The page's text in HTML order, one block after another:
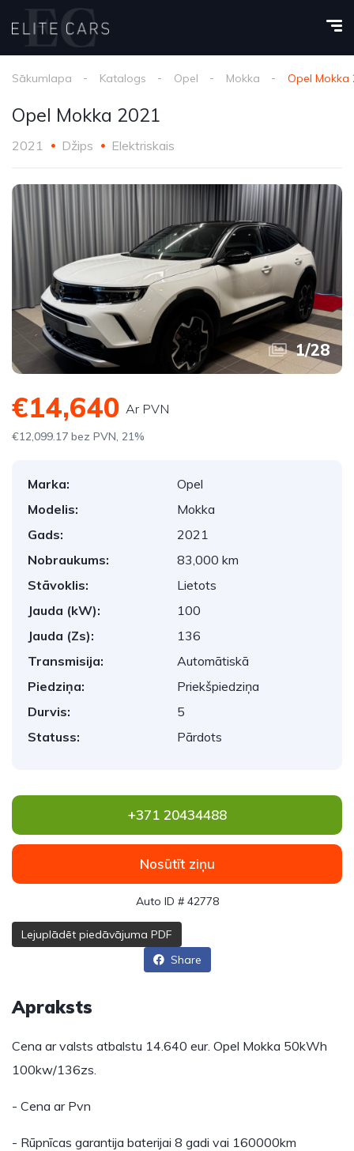
Sākumlapa Katalogs Opel Mokka Opel Mokka
Opel Mokka 2021
2021 Džips Elektriskais
1/28
€14,640 Ar PVN
€12,099.17 bez PVN, 21%
Marka:
Opel
Modelis:
Mokka
Gads:
2021
Nobraukums:
83,000 km
Stāvoklis:
Lietots
Jauda (kW):
100
Jauda (Zs):
136
Transmisija:
Automātiskā
Piedziņa:
Priekšpiedziņa
Durvis:
5
Statuss:
Pārdots
+371 20434488
Nosūtīt ziņu
Auto ID # 42778
Lejuplādēt piedāvājuma PDF
Share
Apraksts
Cena ar valsts atbalstu 14.640 eur. Opel Mokka 50kWh
100kw/136zs.
- Cena ar Pvn
- Rūpnīcas garantija baterijai 8 gadi vai 160000km